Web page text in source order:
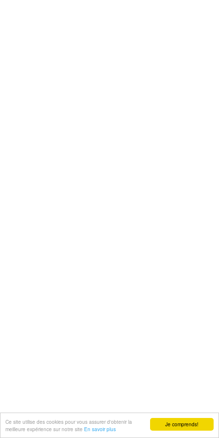
Je comprends!
Ce site utilise des cookies pour vous assurer d'obtenir la
meilleure expérience sur notre site En savoir plus